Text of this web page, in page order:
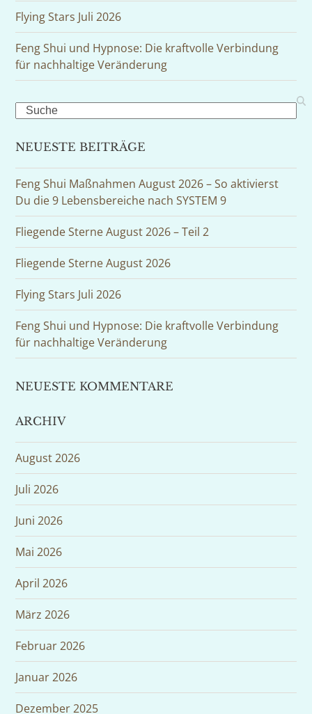
Flying Stars Juli 2026
Feng Shui und Hypnose: Die kraftvolle Verbindung
für nachhaltige Veränderung
Search
NEUESTE BEITRÄGE
Feng Shui Maßnahmen August 2026 – So aktivierst
Du die 9 Lebensbereiche nach SYSTEM 9
Fliegende Sterne August 2026 – Teil 2
Fliegende Sterne August 2026
Flying Stars Juli 2026
Feng Shui und Hypnose: Die kraftvolle Verbindung
für nachhaltige Veränderung
NEUESTE KOMMENTARE
ARCHIV
August 2026
Juli 2026
Juni 2026
Mai 2026
April 2026
März 2026
Februar 2026
Januar 2026
Dezember 2025